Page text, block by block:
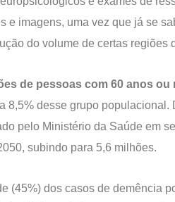
e imagens, uma vez que já se
do volume de certas regiões
de pessoas com 60 anos
8,5% desse grupo populacional.
pelo Ministério da Saúde em
subindo para 5,6 milhões.
(45%) dos casos de demência